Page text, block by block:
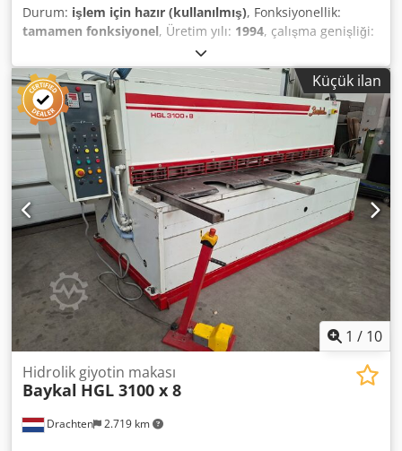
Durum: işlem için hazır (kullanılmış), Fonksiyonellik:
tamamen fonksiyonel, Üretim yılı: 1994, çalışma genişliği:
, sac kalınlığı (maks.):
Sac genişliği: 4.050 mm Sac kalınlığı: 8 mm Kontrol:
konvansiyonel Dcedpfozapq Dsx Aikok
Küçük ilan
1 / 10
Drachten 2.719 km
Hidrolik giyotin makası
Baykal HGL 3100 x 8